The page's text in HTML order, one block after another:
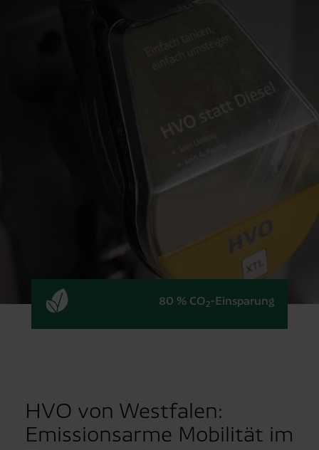
80 % CO2-Einsparung
HVO von Westfalen:
Emissionsarme Mobilität im